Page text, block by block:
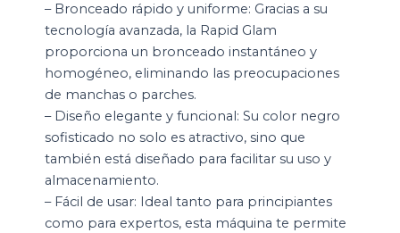
– Bronceado rápido y uniforme: Gracias a su
tecnología avanzada, la Rapid Glam
proporciona un bronceado instantáneo y
homogéneo, eliminando las preocupaciones
de manchas o parches.
– Diseño elegante y funcional: Su color negro
sofisticado no solo es atractivo, sino que
también está diseñado para facilitar su uso y
almacenamiento.
– Fácil de usar: Ideal tanto para principiantes
como para expertos, esta máquina te permite